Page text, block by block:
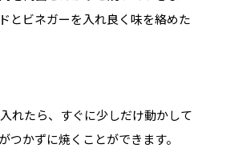
とビネガーを入れ良く味を絡めた
れたら、すぐに少しだけ動かして
つかずに焼くことができます。